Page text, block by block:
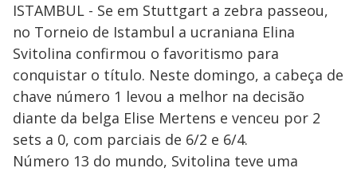
ISTAMBUL - Se em Stuttgart a zebra passeou,
no Torneio de Istambul a ucraniana Elina
Svitolina confirmou o favoritismo para
conquistar o título. Neste domingo, a cabeça de
chave número 1 levou a melhor na decisão
diante da belga Elise Mertens e venceu por 2
sets a 0, com parciais de 6/2 e 6/4.
Número 13 do mundo, Svitolina teve uma